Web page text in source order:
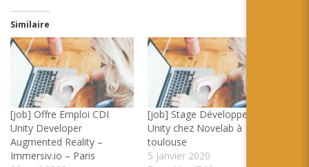
Similaire
[job] Offre Emploi CDI
Unity Developer
Augmented Reality –
Immersiv.io – Paris
[job] Stage Développeur
Unity chez Novelab à
toulouse
5 janvier 2020